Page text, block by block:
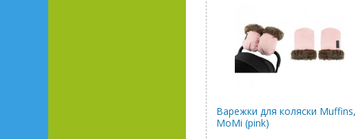
Варежки для коляски Muffins,
MoMi (pink)